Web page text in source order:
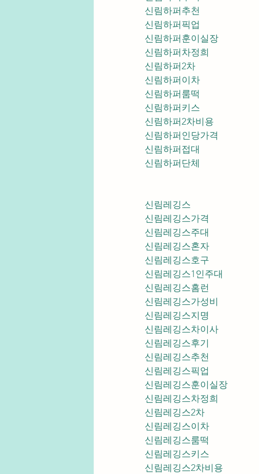
신림하퍼추천
신림하퍼훈이실장
신림하퍼차정희
신림하퍼2차
신림하퍼이차
신림하퍼룸떡
신림하퍼키스
신림하퍼2차비용
신림하퍼인당가격
신림하퍼접대
신림하퍼단체
신림레깅스
신림레깅스가격
신림레깅스주대
신림레깅스혼자
신림레깅스호구
신림레깅스1인주대
신림레깅스홈런
신림레깅스가성비
신림레깅스지명
신림레깅스차이사
신림레깅스후기
신림레깅스추천
신림레깅스훈이실장
신림레깅스차정희
신림레깅스2차
신림레깅스이차
신림레깅스룸떡
신림레깅스키스
신림레깅스2차비용